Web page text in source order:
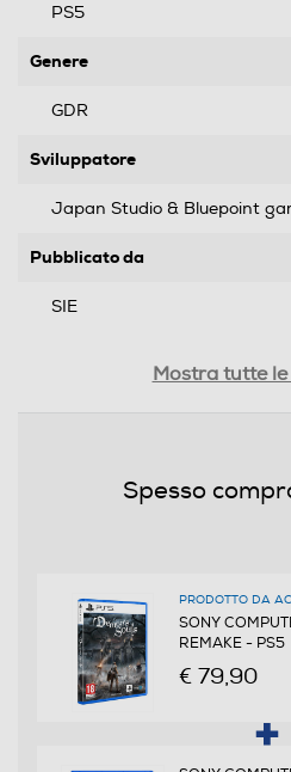
PS5
Genere
GDR
Sviluppatore
Japan Studio & Bluepoint
Pubblicato da
SIE
19/11/2020
da 18 anni in su
Trama
PlayStation Studios e
del classic Playstation
ricostruito da zero e
Mostra tutte le
Spesso
PRODOTTO DA
SONY
REMAKE - PS5
€ 79,90